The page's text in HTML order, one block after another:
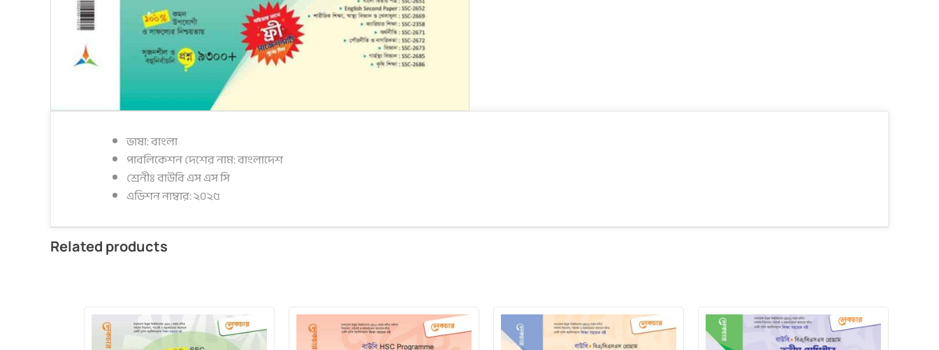
ভাষা: বাংলা
পাবলিকেশন দেশের নাম: বাংলাদেশ
শ্রেনীঃ বাউবি এস এস সি
এডিশন নাম্বার: ২০২৫
Related products